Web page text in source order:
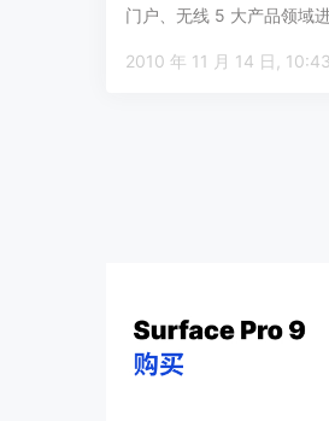
门户、无线 5 大产品领域
2010 年 11 月